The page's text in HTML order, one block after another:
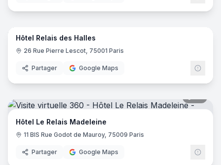
17
Hôtel Relais des Halles
26 Rue Pierre Lescot, 75001 Paris
Partager Google Maps
Hôtel Le Relais Madeleine
11 BIS Rue Godot de Mauroy, 75009 Paris
Partager Google Maps